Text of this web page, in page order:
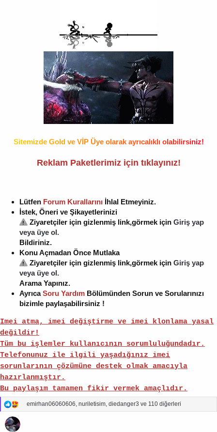
Sitemizde Gold ve VİP Üye olarak ayrıcalıklı olabilirsiniz!
Reklam Paketlerimiz için tıklayınız!
Lütfen Forum Kurallarını İhlal Etmeyiniz.
İstek, Öneri ve Şikayetlerinizi
Ziyaretçiler için gizlenmiş link,görmek için Giriş yap
veya üye ol.
Bildiriniz.
Konu Açmadan Önce Mutlaka
Ziyaretçiler için gizlenmiş link,görmek için Giriş yap
veya üye ol.
Arama Yapınız.
AyrıcaSoru Yardım Bölümünden Sorun ve Sorularınızı
bizimle paylaşabilirsiniz !
Imei atma, imei değiştirme ve imei klonlama yasal
değildir!
Tüm bu işlemler kullanıcının sorumluluğundadır.
Telefonunuz ile ilgili yaşadığınız imei
sorunlarının çözümüne destek olmak amacıyla
hazırlanmıştır.
Bu paylaşım tamamen fikir vermek amaçlıdır.
T
e
emirhan06060606, nuriletisim, diedanger3 ve 110 diğerleri